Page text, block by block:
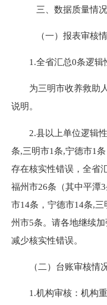
三、数据质量情况
（一）报表审核
1.全省汇总0条逻辑
为三明市收养救助
说明。
2.县以上单位逻辑
条,三明市1条,宁德市1
存在核实性错误，全省
福州市26条（其中平潭3
市14条，宁德市14条,三
州市5条。 请各地继续加
减少核实性错误。
（二）台账审核情
1.机构审核：机构